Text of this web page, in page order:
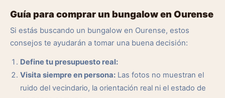
Guía para comprar un bungalow en Ourense
Si estás buscando un bungalow en Ourense, estos
consejos te ayudarán a tomar una buena decisión:
Define tu presupuesto real:
Visita siempre en persona: Las fotos no muestran el
ruido del vecindario, la orientación real ni el estado de